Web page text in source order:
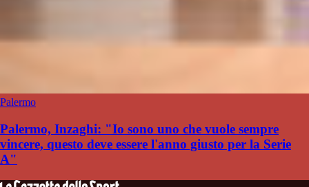
Palermo
Palermo, Inzaghi: "Io sono uno che vuole sempre
vincere, questo deve essere l'anno giusto per la Serie
A"